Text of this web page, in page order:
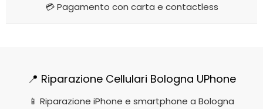
💳 Pagamento con carta e contactless
📍 Riparazione Cellulari Bologna UPhone
📱 Riparazione iPhone e smartphone a Bologna